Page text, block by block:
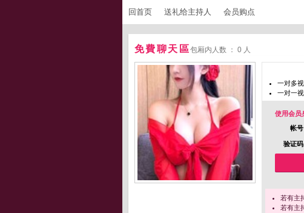
回首页 送礼给主持人 会员购点
免費聊天區包厢内人数 ： 0 人
一对多
一对一
使用会员
帐
验证
若有主
若有主